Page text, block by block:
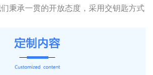
秉承一贯的开放态度，采用交钥匙方式